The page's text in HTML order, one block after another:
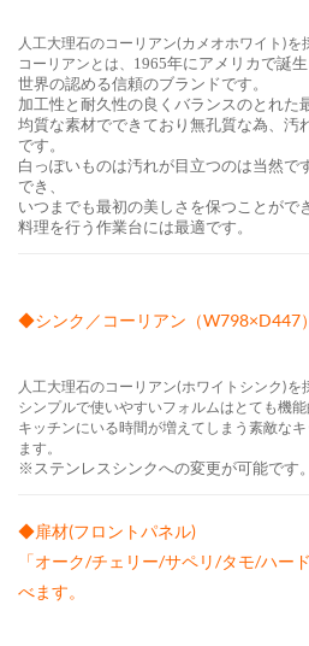
人工大理石のコーリアン(カメオホワイト)を
コーリアンとは、 1965年にアメリカで誕
世界の認める信頼のブランドです。
加工性と耐久性の良くバランスのとれた
均質な素材でできており無孔質な為、汚
です。
白っぽいものは汚れが目立つのは当然で
でき、
いつまでも最初の美しさを保つことがで
料理を行う作業台には最適です。
◆シンク／コーリアン（W798×D447）
人工大理石のコーリアン(ホワイトシンク)を
シンプルで使いやすいフォルムはとても機能
キッチンにいる時間が増えてしまう素敵な
ます。
※ステンレスシンクへの変更が可能です。
◆扉材(フロントパネル)
「オーク/チェリー/サペリ/タモ/ハー
べます。